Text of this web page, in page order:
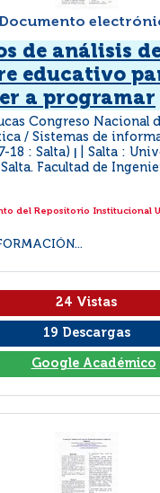
Documento
de análisis
educativo
a programar
Congreso Nacional
/ Sistemas de
18 : Salta)
Salta :
Facultad de
del Repositorio Institucional
24 Vistas
19 Descargas
Google Académico